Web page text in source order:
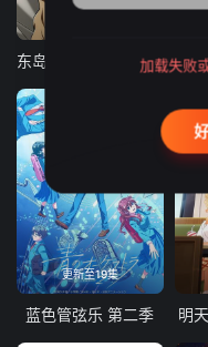
东岛丹三郎想成为假面骑士
更新至19集
蓝色管弦乐 第二季 明
加载失败